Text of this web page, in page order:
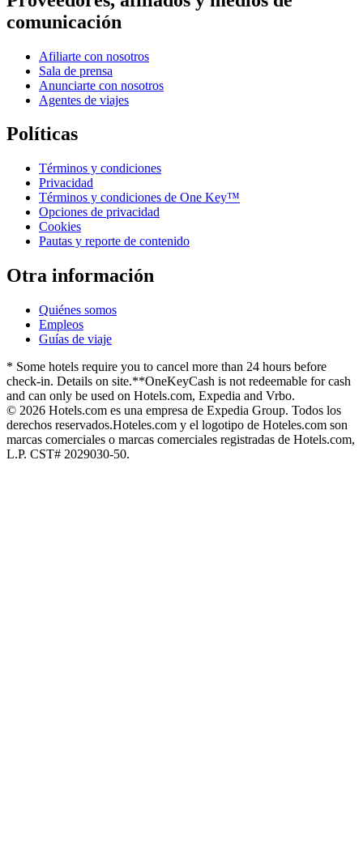
comunicación
Afiliarte con nosotros
Sala de prensa
Anunciarte con nosotros
Agentes de viajes
Políticas
Términos y condiciones
Privacidad
Términos y condiciones de One Key™
Opciones de privacidad
Cookies
Pautas y reporte de contenido
Otra información
Quiénes somos
Empleos
Guías de viaje
* Some hotels require you to cancel more than 24 hours before
check-in. Details on site.**OneKeyCash is not redeemable for cash
and can only be used on Hotels.com, Expedia and Vrbo.
© 2026 Hotels.com es una empresa de Expedia Group. Todos los
derechos reservados.Hoteles.com y el logotipo de Hoteles.com son
marcas comerciales o marcas comerciales registradas de Hotels.com,
L.P. CST# 2029030-50.